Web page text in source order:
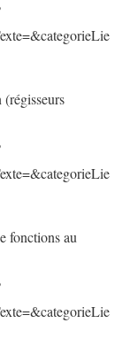
fonctions au